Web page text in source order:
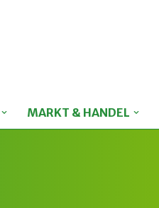
MARKT & HANDEL